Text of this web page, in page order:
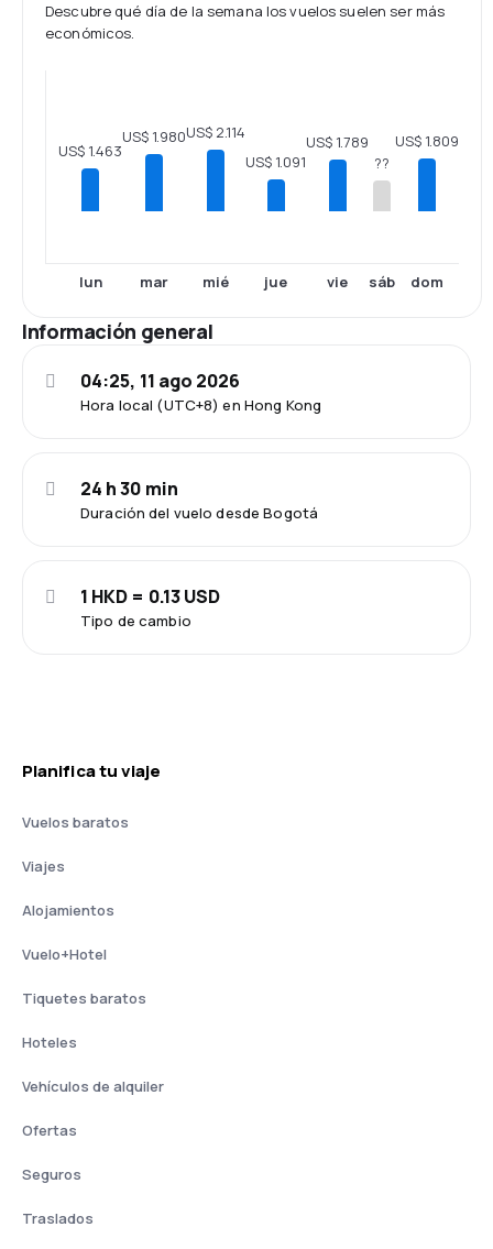
Descubre qué día de la semana los vuelos suelen ser más
económicos.
US$ 1.463
lun
US$ 1.980
mar
US$ 2.114
mié
US$ 1.091
jue
US$ 1.789
vie
??
sáb
US$ 1.809
dom
Información general
Hora local (UTC+8) en Hong Kong
04:25, 11 ago 2026
Duración del vuelo desde Bogotá
24 h 30 min
Tipo de cambio
1 HKD = 0.13 USD
Planifica tu viaje
Vuelos baratos
Viajes
Alojamientos
Vuelo+Hotel
Tiquetes baratos
Hoteles
Vehículos de alquiler
Ofertas
Seguros
Traslados